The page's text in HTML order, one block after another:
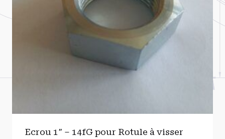
Ecrou 1″ – 14fG pour Rotule à visser